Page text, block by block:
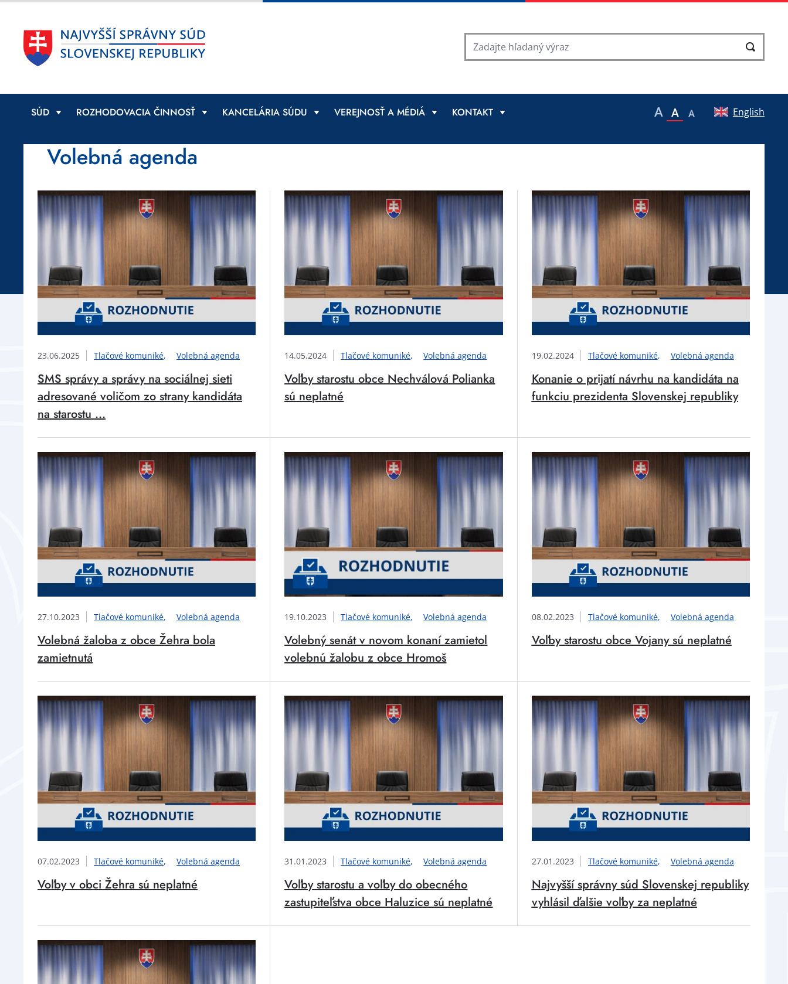
SÚD ROZHODOVACIA ČINNOSŤ KANCELÁRIA SÚDU VEREJNOSŤ A MÉDIÁ KONTAKT English
Volebná agenda
23.06.2025 Tlačové komuniké Volebná agenda
SMS správy a správy na sociálnej sieti
adresované voličom zo strany kandidáta
na starostu ...
14.05.2024 Tlačové komuniké Volebná agenda
Voľby starostu obce Nechválová Polianka
sú neplatné
19.02.2024 Tlačové komuniké Volebná agenda
Konanie o prijatí návrhu na kandidáta na
funkciu prezidenta Slovenskej republiky
27.10.2023 Tlačové komuniké Volebná agenda
Volebná žaloba z obce Žehra bola
zamietnutá
19.10.2023 Tlačové komuniké Volebná agenda
Volebný senát v novom konaní zamietol
volebnú žalobu z obce Hromoš
08.02.2023 Tlačové komuniké Volebná agenda
Voľby starostu obce Vojany sú neplatné
07.02.2023 Tlačové komuniké Volebná agenda
Voľby v obci Žehra sú neplatné
31.01.2023 Tlačové komuniké Volebná agenda
Voľby starostu a voľby do obecného
zastupiteľstva obce Haluzice sú neplatné
27.01.2023 Tlačové komuniké Volebná agenda
Najvyšší správny súd Slovenskej republiky
vyhlásil ďalšie voľby za neplatné